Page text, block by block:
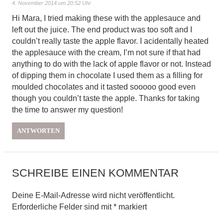
4. November 2014 um 20:52 Uhr
Hi Mara, I tried making these with the applesauce and
left out the juice. The end product was too soft and I
couldn’t really taste the apple flavor. I acidentally heated
the applesauce with the cream, I’m not sure if that had
anything to do with the lack of apple flavor or not. Instead
of dipping them in chocolate I used them as a filling for
moulded chocolates and it tasted sooooo good even
though you couldn’t taste the apple. Thanks for taking
the time to answer my question!
ANTWORTEN
SCHREIBE EINEN KOMMENTAR
Deine E-Mail-Adresse wird nicht veröffentlicht.
Erforderliche Felder sind mit*markiert